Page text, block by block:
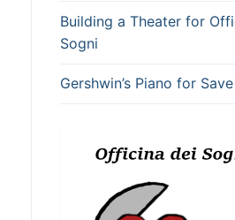
Building a Theater for
Sogni
Gershwin’s Piano for